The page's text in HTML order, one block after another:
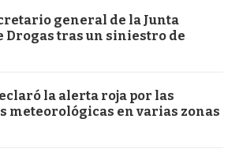
general de la Junta
Drogas tras un siniestro de
la alerta roja por las
meteorológicas en varias zonas